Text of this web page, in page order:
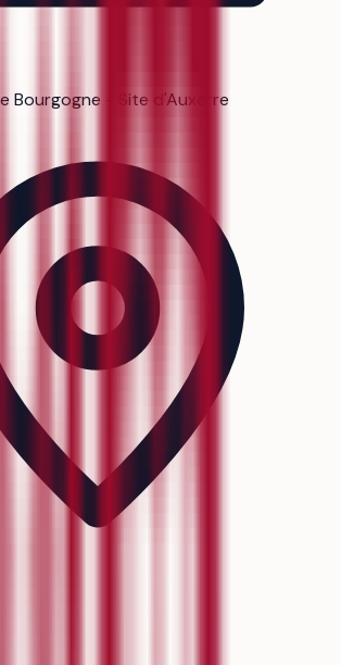
Bourgogne - Site d'Auxerre